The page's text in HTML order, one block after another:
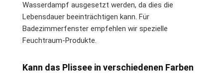
Wasserdampf ausgesetzt werden, da dies die
Lebensdauer beeinträchtigen kann. Für
Badezimmerfenster empfehlen wir spezielle
Feuchtraum-Produkte.
Kann das Plissee in verschiedenen Farben